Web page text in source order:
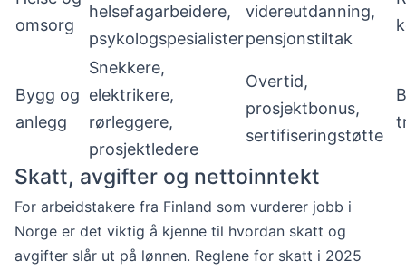
omsorg
helsefagarbeidere,
psykologspesialister
videreutdanning,
pensjonstiltak
Bygg og
anlegg
Snekkere,
elektrikere,
rørleggere,
prosjektledere
Overtid,
prosjektbonus,
sertifiseringstøtte
Skatt, avgifter og nettoinntekt
For arbeidstakere fra Finland som vurderer jobb i
Norge er det viktig å kjenne til hvordan skatt og
avgifter slår ut på lønnen. Reglene for skatt i 2025